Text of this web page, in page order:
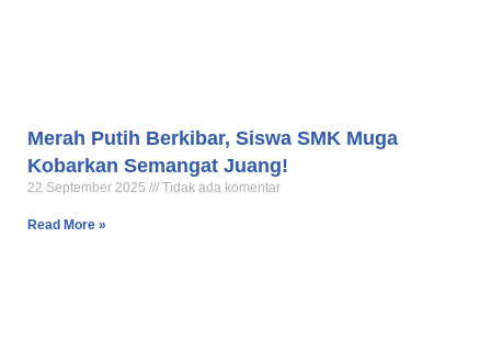
Merah Putih Berkibar, Siswa SMK Muga
Kobarkan Semangat Juang!
22 September 2025 Tidak ada komentar
Read More »